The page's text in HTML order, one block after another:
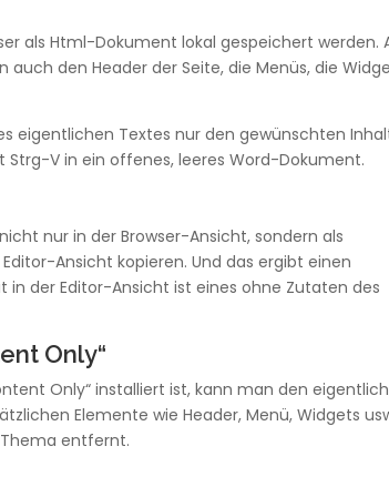
als Html-Dokument lokal gespeichert werden.
den Header der Seite, die Menüs, die
eigentlichen Textes nur den gewünschten
V in ein offenes, leeres Word-Dokument.
nur in der Browser-Ansicht, sondern als
Ansicht kopieren. Und das ergibt einen
in der Editor-Ansicht ist eines ohne Zutaten des
Only“
Only“ installiert ist, kann man den
Elemente wie Header, Menü, Widgets
entfernt.